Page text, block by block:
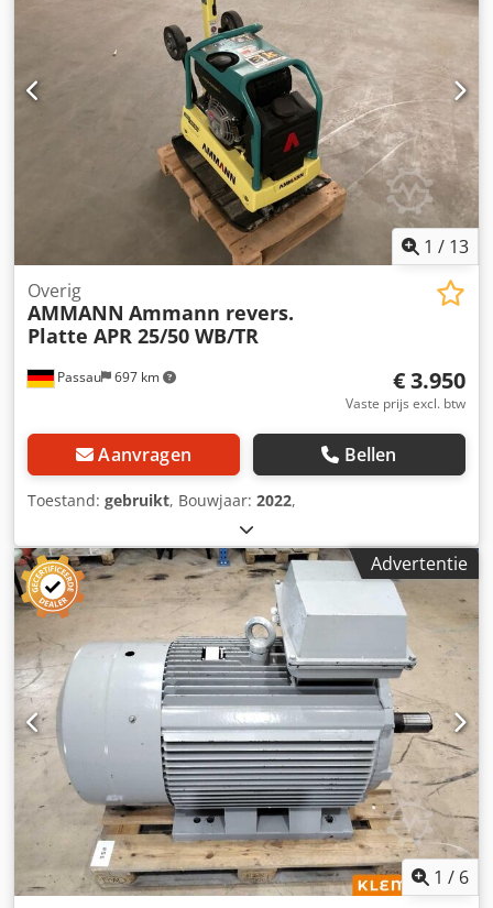
1 / 13
Passau 697 km
Overig
AMMANN Ammann revers.
Platte APR 25/50 WB/TR
€ 3.950
Vaste prijs excl. btw
Aanvragen Bellen
Toestand: gebruikt, Bouwjaar: 2022,
Advertentie
1 / 6